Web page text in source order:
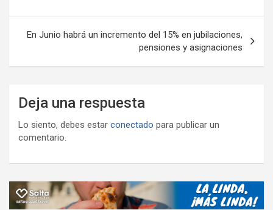
entradas
En Junio habrá un incremento del 15% en jubilaciones,
pensiones y asignaciones
Deja una respuesta
Lo siento, debes estar conectado para publicar un
comentario.